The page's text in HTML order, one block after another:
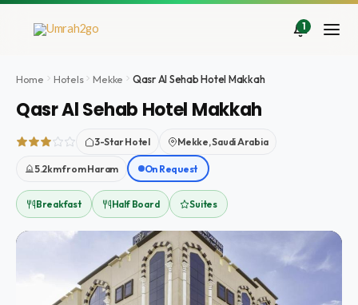
İçeriğe
1
Home Hotels Mekke Qasr Al Sehab Hotel Makkah
Qasr Al Sehab Hotel Makkah
3-Star Hotel Mekke, Saudi Arabia
5.2km from Haram On Request
Breakfast Half Board Suites